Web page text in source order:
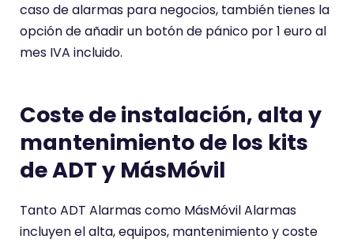
caso de alarmas para negocios, también tienes la
opción de añadir un botón de pánico por 1 euro al
mes IVA incluido.
Coste de instalación, alta y
mantenimiento de los kits
de ADT y MásMóvil
Tanto ADT Alarmas como MásMóvil Alarmas
incluyen el alta, equipos, mantenimiento y coste